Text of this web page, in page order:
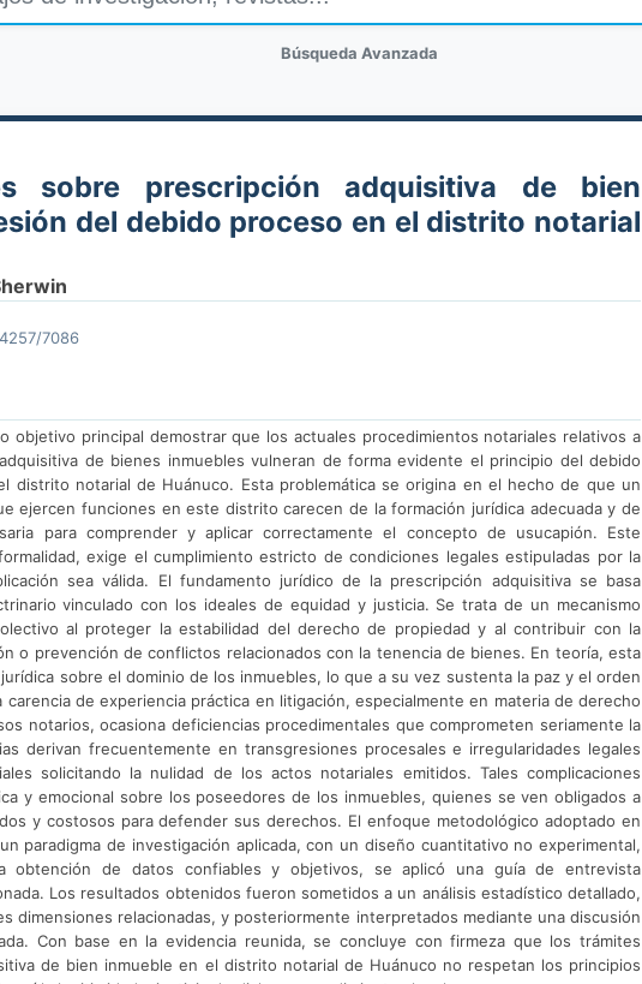
Búsqueda Avanzada
sobre prescripción adquisitiva de bien
del debido proceso en el distrito notarial
7086
objetivo principal demostrar que los actuales procedimientos notariales relativos a
de bienes inmuebles vulneran de forma evidente el principio del debido
distrito notarial de Huánuco. Esta problemática se origina en el hecho de que un
ejercen funciones en este distrito carecen de la formación jurídica adecuada y de
para comprender y aplicar correctamente el concepto de usucapión. Este
exige el cumplimiento estricto de condiciones legales estipuladas por la
sea válida. El fundamento jurídico de la prescripción adquisitiva se basa
vinculado con los ideales de equidad y justicia. Se trata de un mecanismo
al proteger la estabilidad del derecho de propiedad y al contribuir con la
o prevención de conflictos relacionados con la tenencia de bienes. En teoría, esta
sobre el dominio de los inmuebles, lo que a su vez sustenta la paz y el orden
de experiencia práctica en litigación, especialmente en materia de derecho
notarios, ocasiona deficiencias procedimentales que comprometen seriamente la
derivan frecuentemente en transgresiones procesales e irregularidades legales
solicitando la nulidad de los actos notariales emitidos. Tales complicaciones
y emocional sobre los poseedores de los inmuebles, quienes se ven obligados a
y costosos para defender sus derechos. El enfoque metodológico adoptado en
paradigma de investigación aplicada, con un diseño cuantitativo no experimental,
obtención de datos confiables y objetivos, se aplicó una guía de entrevista
Los resultados obtenidos fueron sometidos a un análisis estadístico detallado,
dimensiones relacionadas, y posteriormente interpretados mediante una discusión
Con base en la evidencia reunida, se concluye con firmeza que los trámites
de bien inmueble en el distrito notarial de Huánuco no respetan los principios